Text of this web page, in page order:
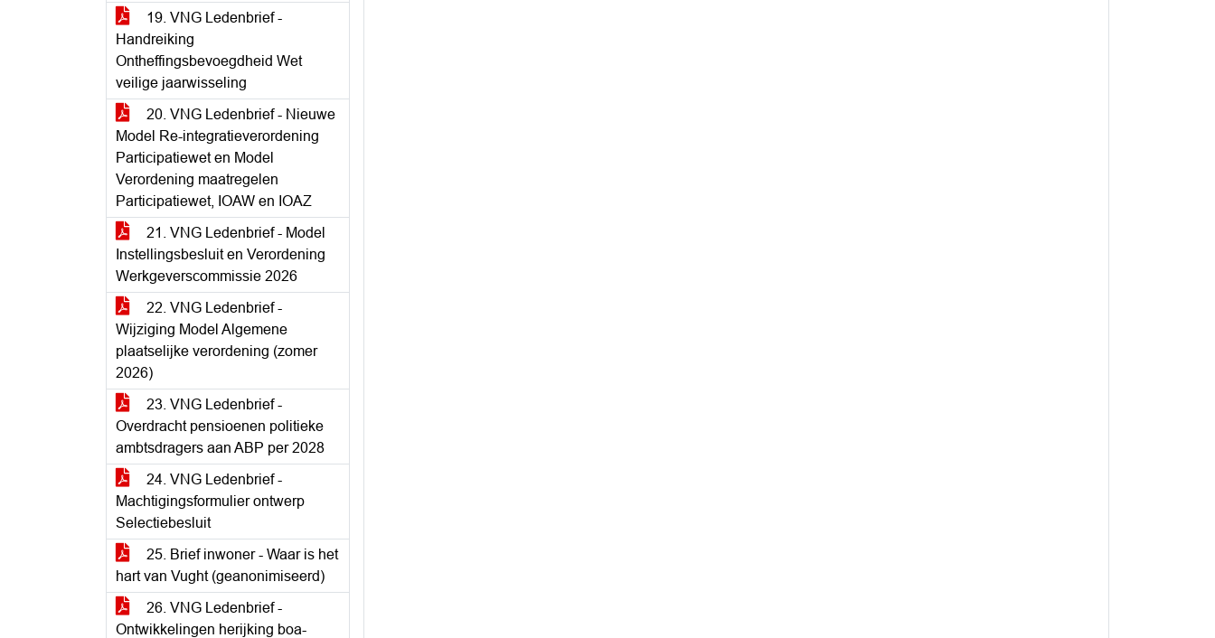
19. VNG Ledenbrief -
Handreiking
Ontheffingsbevoegdheid Wet
veilige jaarwisseling
20. VNG Ledenbrief - Nieuwe
Model Re-integratieverordening
Participatiewet en Model
Verordening maatregelen
Participatiewet, IOAW en IOAZ
21. VNG Ledenbrief - Model
Instellingsbesluit en Verordening
Werkgeverscommissie 2026
22. VNG Ledenbrief -
Wijziging Model Algemene
plaatselijke verordening (zomer
2026)
23. VNG Ledenbrief -
Overdracht pensioenen politieke
ambtsdragers aan ABP per 2028
24. VNG Ledenbrief -
Machtigingsformulier ontwerp
Selectiebesluit
25. Brief inwoner - Waar is het
hart van Vught (geanonimiseerd)
26. VNG Ledenbrief -
Ontwikkelingen herijking boa-